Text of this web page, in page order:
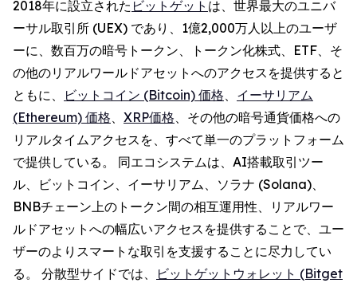
2018年に設立された ビットゲット は、世界最大のユニバ
ーサル取引所 (UEX) であり、1億2,000万人以上のユーザ
ーに、数百万の暗号トークン、トークン化株式、ETF、そ
の他のリアルワールドアセットへのアクセスを提供すると
ともに、
ビットコイン (Bitcoin) 価格、 イーサリアム
(Ethereum) 価格、 XRP価格、その他の暗号通貨価格への
リアルタイムアクセスを、すべて単一のプラットフォーム
で提供している。 同エコシステムは、AI搭載取引ツー
ル、ビットコイン、イーサリアム、ソラナ (Solana)、
BNBチェーン上のトークン間の相互運用性、リアルワー
ルドアセットへの幅広いアクセスを提供することで、ユー
ザーのよりスマートな取引を支援することに尽力してい
る。 分散型サイドでは、
ビットゲットウォレット (Bitget